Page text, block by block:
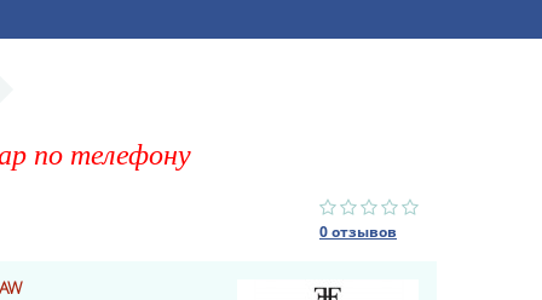
по телефону
0 отзывов